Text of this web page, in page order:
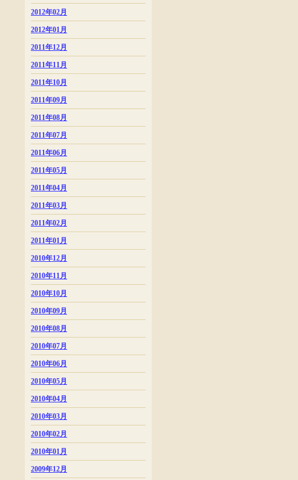
2012年02月
2012年01月
2011年12月
2011年11月
2011年10月
2011年09月
2011年08月
2011年07月
2011年06月
2011年05月
2011年04月
2011年03月
2011年02月
2011年01月
2010年12月
2010年11月
2010年10月
2010年09月
2010年08月
2010年07月
2010年06月
2010年05月
2010年04月
2010年03月
2010年02月
2010年01月
2009年12月